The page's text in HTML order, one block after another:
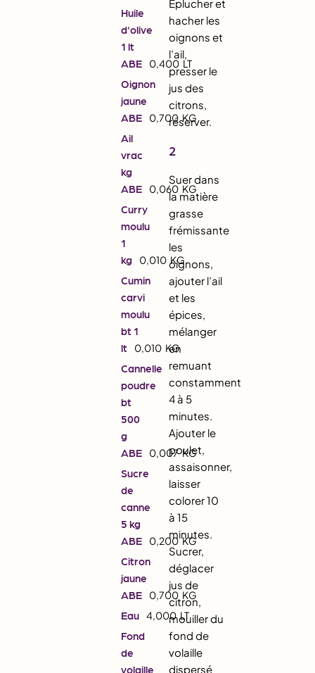
Huile
d'olive
1 lt
ABE
0,400 LT
Oignon
jaune
ABE
0,700 KG
Ail
vrac
kg
ABE
0,060 KG
Curry
moulu
1
kg
0,010 KG
Cumin
carvi
moulu
bt 1
lt
0,010 KG
Cannelle
poudre
bt
500
g
ABE
0,007 KG
Sucre
de
canne
5 kg
ABE
0,200 KG
Citron
jaune
ABE
0,700 KG
Eau 4,000 LT
Fond
de
volaille
Eplucher et
hacher les
oignons et
l’ail,
presser le
jus des
citrons,
réserver.
2
Suer dans
la matière
grasse
frémissante
les
oignons,
ajouter l’ail
et les
épices,
mélanger
en
remuant
constamment
4 à 5
minutes.
Ajouter le
poulet,
assaisonner,
laisser
colorer 10
à 15
minutes.
Sucrer,
déglacer
jus de
citron,
mouiller du
fond de
volaille
dispersé